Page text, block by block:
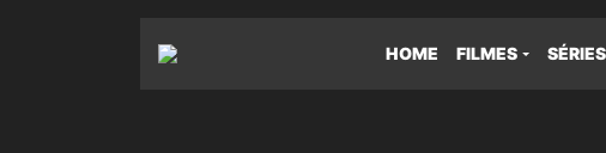
HOME FILMES SÉRIES